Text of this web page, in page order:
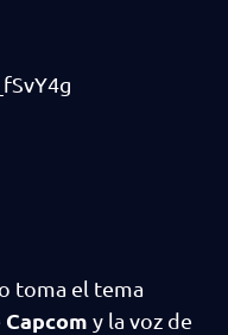
toma el tema
Capcom y la voz de